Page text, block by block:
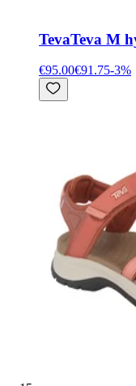
TevaTeva M
€95.00€91.75-3%